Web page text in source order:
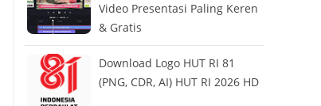
Video Presentasi Paling Keren
& Gratis
Download Logo HUT RI 81
(PNG, CDR, AI) HUT RI 2026 HD